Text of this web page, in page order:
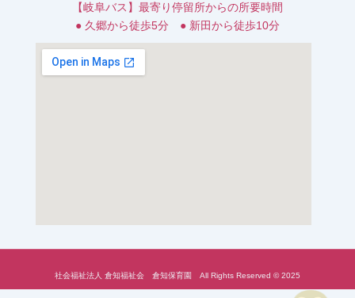
【岐阜バス】最寄り停留所からの所要時間
● 久郷から徒歩5分 ● 新田から徒歩10分
社会福祉法人 倉知福祉会 倉知保育園 All Rights Reserved © 2025